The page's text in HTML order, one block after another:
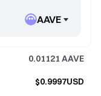
AAVE
0.01121 AAVE
$0.9997USD